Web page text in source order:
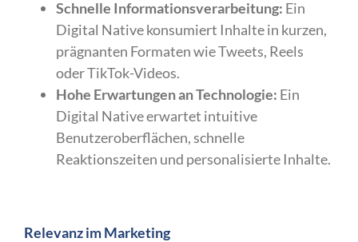
Schnelle Informationsverarbeitung: Ein
Digital Native konsumiert Inhalte in kurzen,
prägnanten Formaten wie Tweets, Reels
oder TikTok-Videos.
Hohe Erwartungen an Technologie: Ein
Digital Native erwartet intuitive
Benutzeroberflächen, schnelle
Reaktionszeiten und personalisierte Inhalte.
Relevanz im Marketing